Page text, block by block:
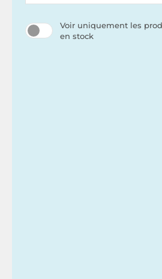
Voir uniquement les
en stock